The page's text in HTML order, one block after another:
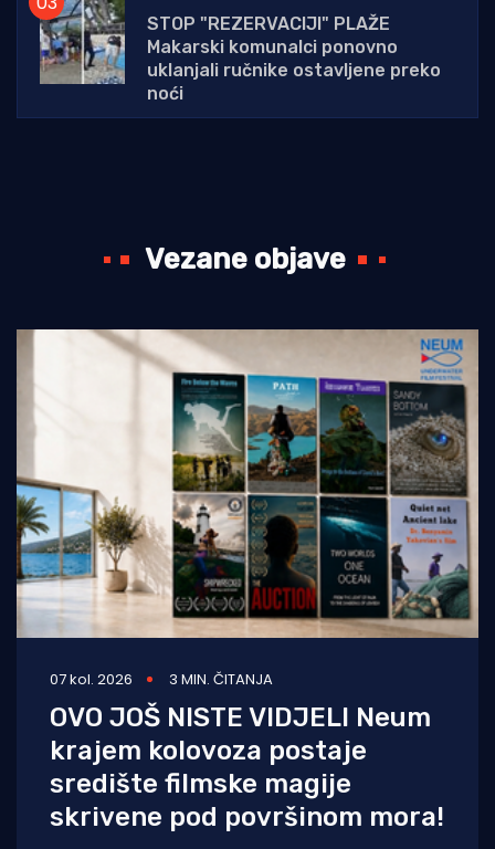
STOP "REZERVACIJI" PLAŽE
Makarski komunalci ponovno
uklanjali ručnike ostavljene preko
noći
Vezane objave
07 kol. 2026 3 MIN. ČITANJA
OVO JOŠ NISTE VIDJELI Neum
krajem kolovoza postaje
središte filmske magije
skrivene pod površinom mora!